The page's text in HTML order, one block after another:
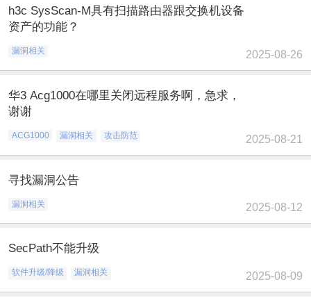
h3c SysScan-M具有扫描路由器跟交换机设备
资产的功能？
漏洞相关 2025-08-26
华3 Acg1000在哪里关闭远程服务啊，急求，
谢谢
ACG1000 漏洞相关 攻击防范 2025-08-21
寻找漏洞公告
漏洞相关 2025-08-12
SecPath不能升级
软件升级/降级 漏洞相关 2025-08-09